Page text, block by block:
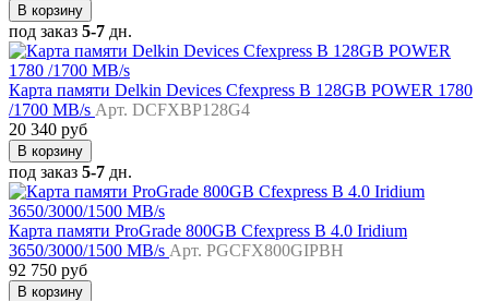
В корзину
под заказ 5-7 дн.
Карта памяти Delkin Devices Cfexpress B 128GB POWER 1780
/1700 MB/s Арт. DCFXBP128G4
20 340 руб
В корзину
под заказ 5-7 дн.
Карта памяти ProGrade 800GB Cfexpress B 4.0 Iridium
3650/3000/1500 MB/s Арт. PGCFX800GIPBH
92 750 руб
В корзину